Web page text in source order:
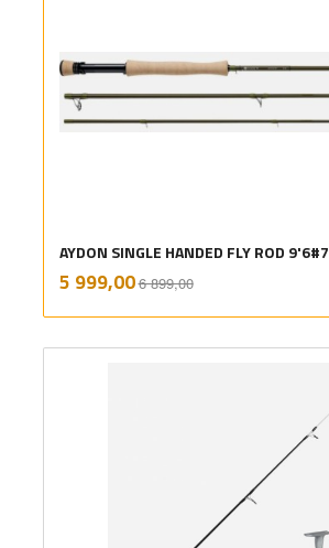
AYDON SINGLE HANDED FLY ROD 9'6#7
Tilbud
5 999,006 899,00mva.